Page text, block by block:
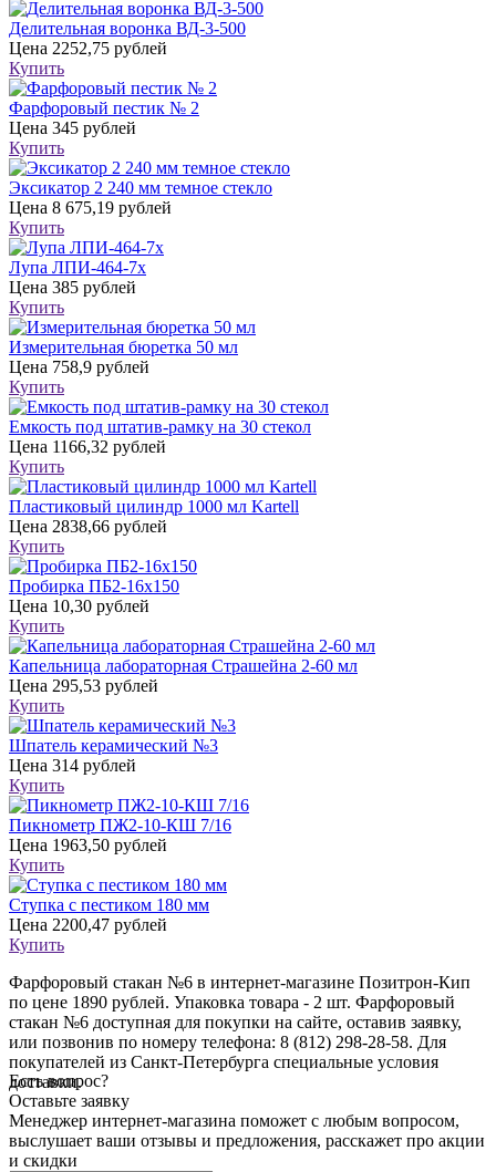
Делительная воронка ВД-3-500
Цена 2252,75 рублей
Купить
Фарфоровый пестик № 2
Цена 345 рублей
Купить
Эксикатор 2 240 мм темное стекло
Цена 8 675,19 рублей
Купить
Лупа ЛПИ-464-7х
Цена 385 рублей
Купить
Измерительная бюретка 50 мл
Цена 758,9 рублей
Купить
Емкость под штатив-рамку на 30 стекол
Цена 1166,32 рублей
Купить
Пластиковый цилиндр 1000 мл Kartell
Цена 2838,66 рублей
Купить
Пробирка ПБ2-16х150
Цена 10,30 рублей
Купить
Капельница лабораторная Страшейна 2-60 мл
Цена 295,53 рублей
Купить
Шпатель керамический №3
Цена 314 рублей
Купить
Пикнометр ПЖ2-10-КШ 7/16
Цена 1963,50 рублей
Купить
Ступка с пестиком 180 мм
Цена 2200,47 рублей
Купить
Фарфоровый стакан №6 в интернет-магазине Позитрон-Кип
по цене 1890 рублей. Упаковка товара - 2 шт. Фарфоровый
стакан №6 доступная для покупки на сайте, оставив заявку,
или позвонив по номеру телефона: 8 (812) 298-28-58. Для
покупателей из Санкт-Петербурга специальные условия
доставки.
Есть вопрос?
Оставьте заявку
Менеджер интернет-магазина поможет с любым вопросом,
выслушает ваши отзывы и предложения, расскажет про акции
и скидки